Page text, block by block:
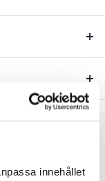
innehållet